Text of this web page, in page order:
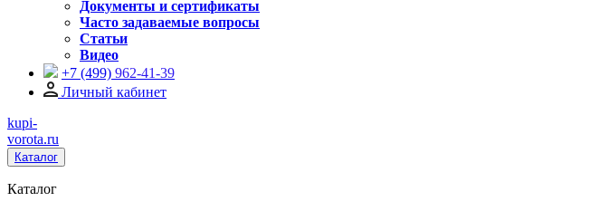
Документы и сертификаты
Часто задаваемые вопросы
Статьи
Видео
+7 (499) 962-41-39
Личный кабинет
kupi-
vorota.ru
Каталог
Каталог